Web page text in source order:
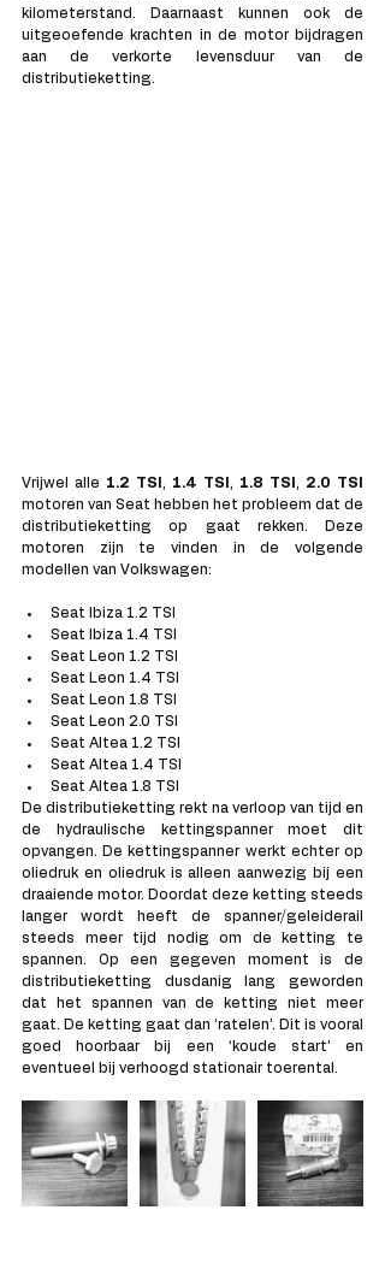
kilometerstand. Daarnaast kunnen ook de
uitgeoefende krachten in de motor bijdragen
aan de verkorte levensduur van de
distributieketting.
Vrijwel alle 1.2 TSI , 1.4 TSI , 1.8 TSI ,
motoren van Seat hebben het probleem dat de
distributieketting op gaat rekken. Deze
motoren zijn te vinden in de volgende
modellen van Volkswagen:
Seat Ibiza 1.2 TSI
Seat Ibiza 1.4 TSI
Seat Leon 1.2 TSI
Seat Leon 1.4 TSI
Seat Leon 1.8 TSI
Seat Leon 2.0 TSI
Seat Altea 1.2 TSI
Seat Altea 1.4 TSI
Seat Altea 1.8 TSI
De distributieketting rekt na verloop van tijd en
de hydraulische kettingspanner moet dit
opvangen. De kettingspanner werkt echter op
oliedruk en oliedruk is alleen aanwezig bij een
draaiende motor. Doordat deze ketting steeds
langer wordt heeft de spanner/geleiderail
steeds meer tijd nodig om de ketting te
spannen. Op een gegeven moment is de
distributieketting dusdanig lang geworden
dat het spannen van de ketting niet meer
gaat. De ketting gaat dan ‘ratelen’. Dit is vooral
goed hoorbaar bij een ‘koude start’ en
eventueel bij verhoogd stationair toerental.